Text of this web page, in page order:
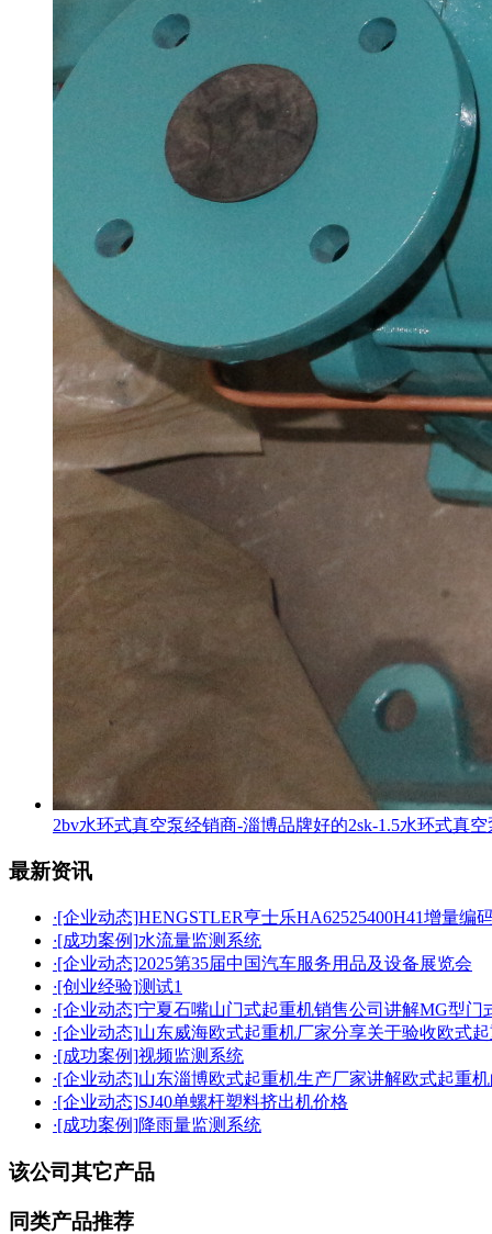
2bv水环式真空泵经销商-淄博品牌好的2sk-1.5水环式真
最新资讯
·[企业动态]HENGSTLER亨士乐HA62525400H41增量编
·[成功案例]水流量监测系统
·[企业动态]2025第35届中国汽车服务用品及设备展览会
·[创业经验]测试1
·[企业动态]宁夏石嘴山门式起重机销售公司讲解MG型门
·[企业动态]山东威海欧式起重机厂家分享关于验收欧式
·[成功案例]视频监测系统
·[企业动态]山东淄博欧式起重机生产厂家讲解欧式起重
·[企业动态]SJ40单螺杆塑料挤出机价格
·[成功案例]降雨量监测系统
该公司其它产品
同类产品推荐